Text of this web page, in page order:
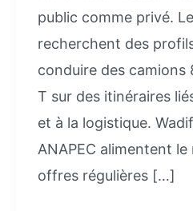
public comme privé.
recherchent des
conduire des camions
T sur des itinéraires
et à la logistique.
ANAPEC alimentent
offres régulières […]